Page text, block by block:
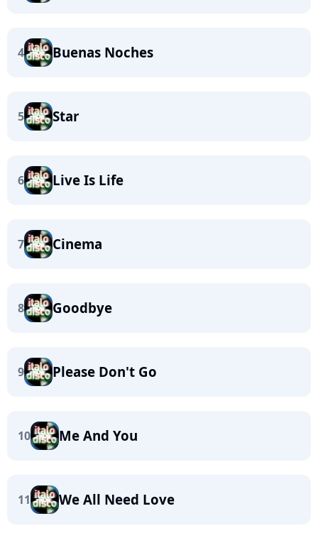
4 Buenas Noches
5 Star
6 Live Is Life
7 Cinema
8 Goodbye
9 Please Don't Go
10 Me And You
11 We All Need Love